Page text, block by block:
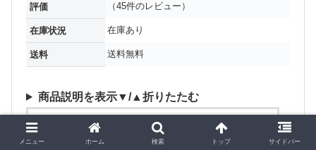
評価 （45件のレビュー）
在庫状況 在庫あり
送料 送料無料
商品説明を表示▼/▲折りたたむ
【店内全品 5%OFF クーポン 2/4
20:00〜】雛人形 コンパクト おし
メニュー ホーム 検索 トップ サイドバー